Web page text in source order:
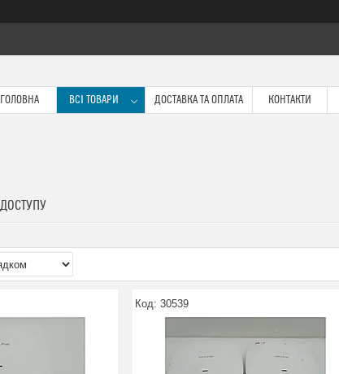
ГОЛОВНА ВСІ ТОВАРИ ДОСТАВКА ТА ОПЛАТА КОНТАКТИ
30539